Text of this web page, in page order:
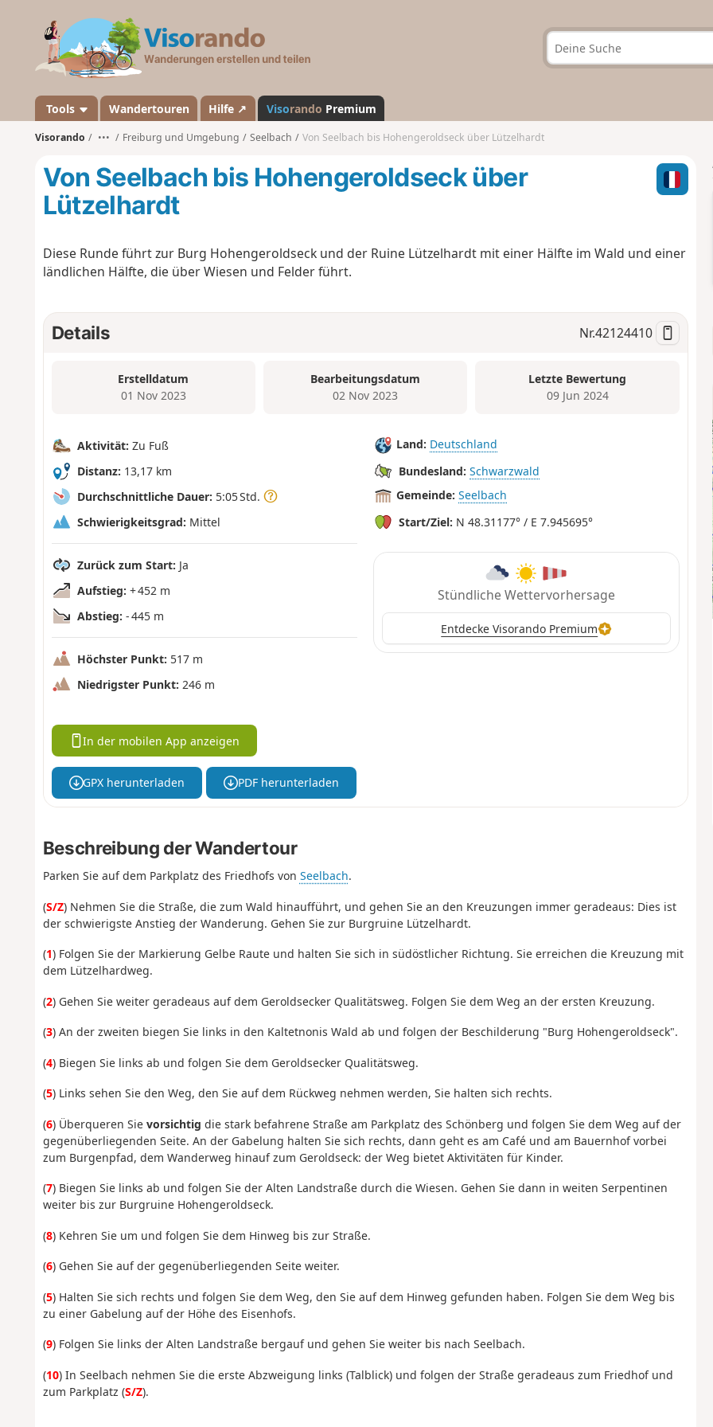
a
n
d
Tools Wandertouren Hilfe ↗ Visorando Premium
Visorando ••• Freiburg und Umgebung Seelbach Von Seelbach bis Hohengeroldseck über Lützelhardt
Von Seelbach bis Hohengeroldseck über
Lützelhardt
Diese Runde führt zur Burg Hohengeroldseck und der Ruine Lützelhardt mit einer Hälfte im Wald und einer
ländlichen Hälfte, die über Wiesen und Felder führt.
Details Nr.42124410
Erstelldatum
01 Nov 2023
Bearbeitungsdatum
02 Nov 2023
Letzte Bewertung
09 Jun 2024
Aktivität: Zu Fuß
Distanz: 13,17 km
Durchschnittliche Dauer: 5:05 Std.
Schwierigkeitsgrad: Mittel
Zurück zum Start: Ja
Aufstieg: + 452 m
Abstieg: - 445 m
Höchster Punkt: 517 m
Niedrigster Punkt: 246 m
Land: Deutschland
Bundesland: Schwarzwald
Gemeinde: Seelbach
Start/Ziel: N 48.31177° / E 7.945695°
Stündliche Wettervorhersage
Entdecke Visorando Premium
In der mobilen App anzeigen
GPX herunterladen PDF herunterladen
Beschreibung der Wandertour
Parken Sie auf dem Parkplatz des Friedhofs von Seelbach.
(S/Z) Nehmen Sie die Straße, die zum Wald hinaufführt, und gehen Sie an den Kreuzungen immer geradeaus: Dies ist
der schwierigste Anstieg der Wanderung. Gehen Sie zur Burgruine Lützelhardt.
(1) Folgen Sie der Markierung Gelbe Raute und halten Sie sich in südöstlicher Richtung. Sie erreichen die Kreuzung mit
dem Lützelhardweg.
(2) Gehen Sie weiter geradeaus auf dem Geroldsecker Qualitätsweg. Folgen Sie dem Weg an der ersten Kreuzung.
(3) An der zweiten biegen Sie links in den Kaltetnonis Wald ab und folgen der Beschilderung "Burg Hohengeroldseck".
(4) Biegen Sie links ab und folgen Sie dem Geroldsecker Qualitätsweg.
(5) Links sehen Sie den Weg, den Sie auf dem Rückweg nehmen werden, Sie halten sich rechts.
(6) Überqueren Sie vorsichtig die stark befahrene Straße am Parkplatz des Schönberg und folgen Sie dem Weg auf der
gegenüberliegenden Seite. An der Gabelung halten Sie sich rechts, dann geht es am Café und am Bauernhof vorbei
zum Burgenpfad, dem Wanderweg hinauf zum Geroldseck: der Weg bietet Aktivitäten für Kinder.
(7) Biegen Sie links ab und folgen Sie der Alten Landstraße durch die Wiesen. Gehen Sie dann in weiten Serpentinen
weiter bis zur Burgruine Hohengeroldseck.
(8) Kehren Sie um und folgen Sie dem Hinweg bis zur Straße.
(6) Gehen Sie auf der gegenüberliegenden Seite weiter.
(5) Halten Sie sich rechts und folgen Sie dem Weg, den Sie auf dem Hinweg gefunden haben. Folgen Sie dem Weg bis
zu einer Gabelung auf der Höhe des Eisenhofs.
(9) Folgen Sie links der Alten Landstraße bergauf und gehen Sie weiter bis nach Seelbach.
(10) In Seelbach nehmen Sie die erste Abzweigung links (Talblick) und folgen der Straße geradeaus zum Friedhof und
zum Parkplatz (S/Z).